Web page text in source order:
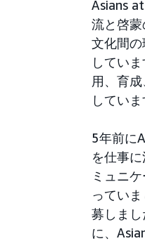
Asians
流と啓
文化間
してい
用、育
してい
5年前に
を仕事
ミュニ
ってい
募しま
に、